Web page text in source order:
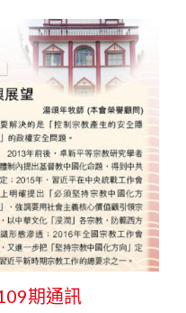
期通訊